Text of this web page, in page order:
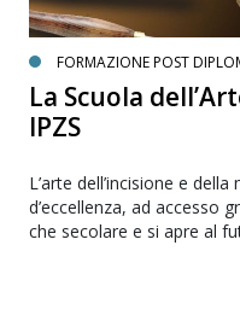
FORMAZIONE POST
La Scuola
IPZS
L’arte dell’incisione e
d’eccellenza, ad accesso
che secolare e si apre al